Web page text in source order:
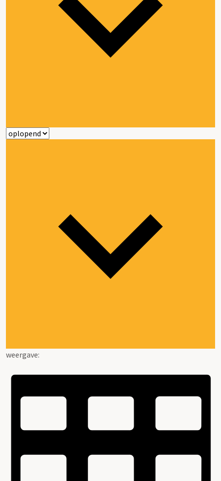
weergave: